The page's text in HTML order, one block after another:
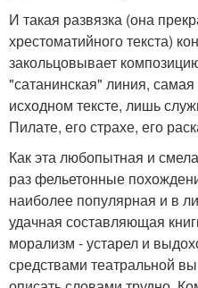
И такая развязка (она
хрестоматийного текста)
закольцовывает
"сатанинская" линия,
исходном тексте, лишь
Пилате, его страхе, его
Как эта любопытная и
раз фельетонные
наиболее популярная и в
удачная составляющая
морализм - устарел и
средствами театральной